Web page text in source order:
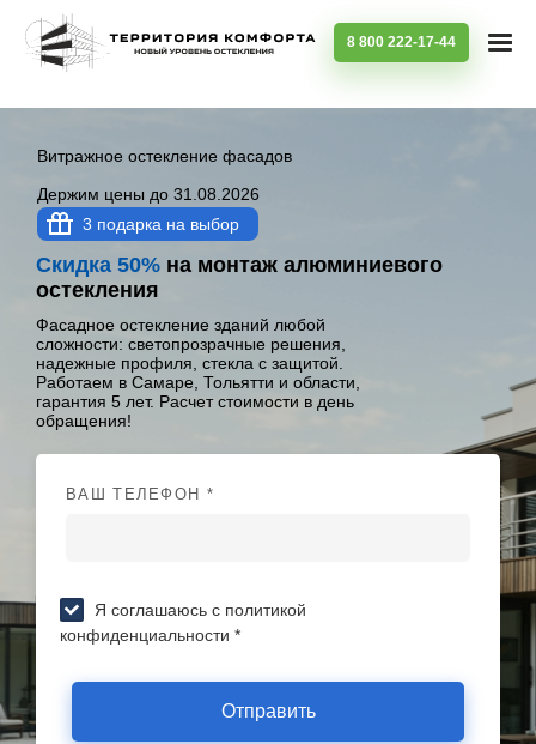
8 800 222-17-44
Витражное остекление фасадов
Держим цены до 31.08.2026
3 подарка на выбор
Скидка 50% на монтаж алюминиевого
остекления
Фасадное остекление зданий любой
сложности: светопрозрачные решения,
надежные профиля, стекла с защитой.
Работаем в Самаре, Тольятти и области,
гарантия 5 лет. Расчет стоимости в день
обращения!
ВАШ ТЕЛЕФОН *
Я соглашаюсь с политикой
конфиденциальности *
Отправить